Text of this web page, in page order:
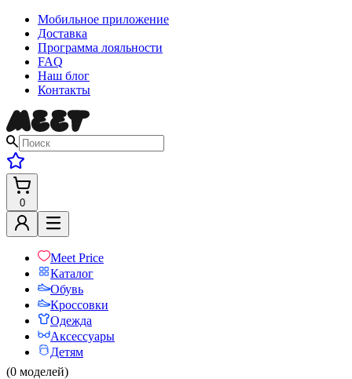
Мобильное приложение
Доставка
Программа лояльности
FAQ
Наш блог
Контакты
0
Meet Price
Каталог
Обувь
Кроссовки
Одежда
Аксессуары
Детям
(0 моделей)